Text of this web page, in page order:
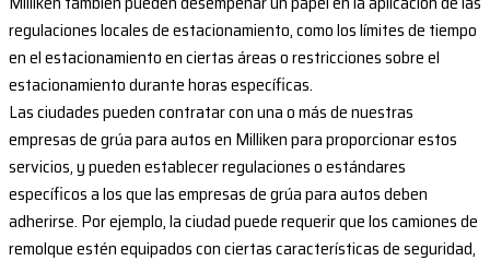
regulaciones locales de estacionamiento, como los límites de tiempo
en el estacionamiento en ciertas áreas o restricciones sobre el
estacionamiento durante horas específicas.
Las ciudades pueden contratar con una o más de nuestras
empresas de grúa para autos en Milliken para proporcionar estos
servicios, y pueden establecer regulaciones o estándares
específicos a los que las empresas de grúa para autos deben
adherirse. Por ejemplo, la ciudad puede requerir que los camiones de
remolque estén equipados con ciertas características de seguridad,